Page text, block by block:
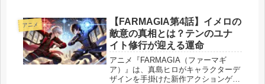
麗なビジュアルが人気の理由となって
います。そんな『モノノ怪』を無料で
視聴...
アニメ
【FARMAGIA第4話】イメロの
敵意の真相とは？テンのユナ
イト修行が迎える運命
アニメ『FARMAGIA（ファーマギ
ア）』は、真島ヒロがキャラクターデ
ザインを手掛けた新作アクションゲー